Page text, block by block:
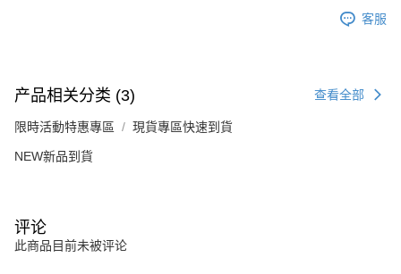
客服
产品相关分类 (3) 查看全部
限時活動特惠專區 現貨專區快速到貨
NEW新品到貨
评论
此商品目前未被评论